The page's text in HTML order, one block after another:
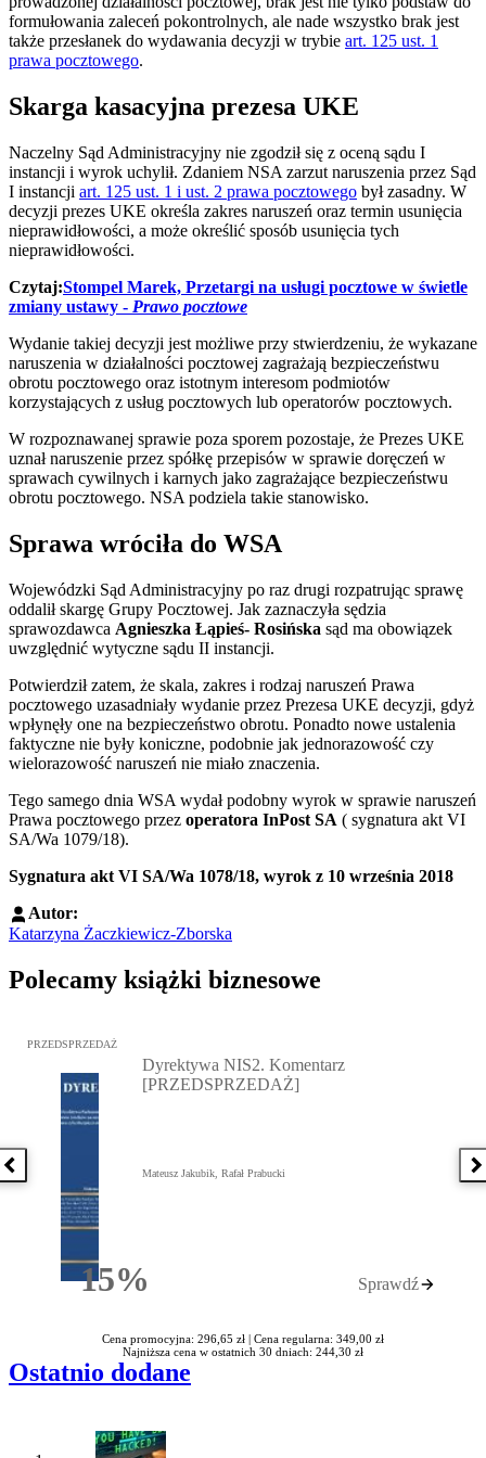
formułowania zaleceń pokontrolnych, ale nade wszystko brak jest
także przesłanek do wydawania decyzji w trybie art. 125 ust. 1
prawa pocztowego.
Skarga kasacyjna prezesa UKE
Naczelny Sąd Administracyjny nie zgodził się z oceną sądu I
instancji i wyrok uchylił. Zdaniem NSA zarzut naruszenia przez Sąd
I instancji art. 125 ust. 1 i ust. 2 prawa pocztowego był zasadny. W
decyzji prezes UKE określa zakres naruszeń oraz termin usunięcia
nieprawidłowości, a może określić sposób usunięcia tych
nieprawidłowości.
Czytaj:Stompel Marek, Przetargi na usługi pocztowe w świetle
zmiany ustawy - Prawo pocztowe
Wydanie takiej decyzji jest możliwe przy stwierdzeniu, że wykazane
naruszenia w działalności pocztowej zagrażają bezpieczeństwu
obrotu pocztowego oraz istotnym interesom podmiotów
korzystających z usług pocztowych lub operatorów pocztowych.
W rozpoznawanej sprawie poza sporem pozostaje, że Prezes UKE
uznał naruszenie przez spółkę przepisów w sprawie doręczeń w
sprawach cywilnych i karnych jako zagrażające bezpieczeństwu
obrotu pocztowego. NSA podziela takie stanowisko.
Sprawa wróciła do WSA
Wojewódzki Sąd Administracyjny po raz drugi rozpatrując sprawę
oddalił skargę Grupy Pocztowej. Jak zaznaczyła sędzia
sprawozdawca Agnieszka Łąpieś- Rosińska sąd ma obowiązek
uwzględnić wytyczne sądu II instancji.
Potwierdził zatem, że skala, zakres i rodzaj naruszeń Prawa
pocztowego uzasadniały wydanie przez Prezesa UKE decyzji, gdyż
wpłynęły one na bezpieczeństwo obrotu. Ponadto nowe ustalenia
faktyczne nie były koniczne, podobnie jak jednorazowość czy
wielorazowość naruszeń nie miało znaczenia.
Tego samego dnia WSA wydał podobny wyrok w sprawie naruszeń
Prawa pocztowego przez operatora InPost SA ( sygnatura akt VI
SA/Wa 1079/18).
Sygnatura akt VI SA/Wa 1078/18, wyrok z 10 września 2018
Autor:
Katarzyna Żaczkiewicz-Zborska
Polecamy książki biznesowe
Poprzednia książka
Przejdź do: Dyrektywa NIS2. Komentarz [PRZEDSPRZEDAŻ],
PRZEDSPRZEDAŻ
15%Rabatu
Dyrektywa NIS2. Komentarz
[PRZEDSPRZEDAŻ]
Mateusz Jakubik, Rafał Prabucki
Sprawdź
Cena promocyjna: 296,65 zł | Cena regularna: 349,00 zł
Najniższa cena w ostatnich 30 dniach: 244,30 zł
Ostatnio dodane